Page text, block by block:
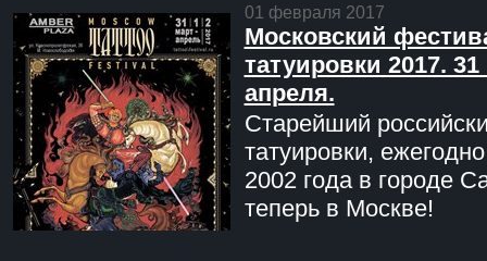
01 февраля 2017
Московский
татуировки 2017. 31
апреля.
Старейший
татуировки,
2002 года в городе
теперь в Москве!